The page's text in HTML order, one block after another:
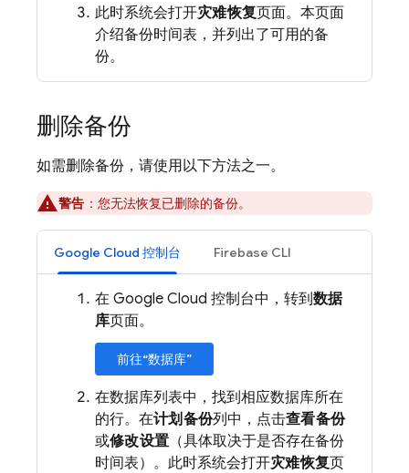
此时系统会打开灾难恢复页面。本页面
介绍备份时间表，并列出了可用的备
份。
删除备份
如需删除备份，请使用以下方法之一。
警告 ：您无法恢复已删除的备份。
Google Cloud 控制台 Firebase CLI
在 Google Cloud 控制台中，转到数据
库页面。
前往“数据库”
在数据库列表中，找到相应数据库所在
的行。在计划备份列中，点击查看备份
或修改设置 （具体取决于是否存在备份
时间表）。此时系统会打开灾难恢复页